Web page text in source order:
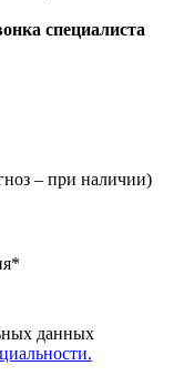
специалиста
– при наличии)
*
данных